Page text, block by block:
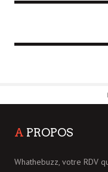
A PROPOS
Whathebuzz, votre RDV